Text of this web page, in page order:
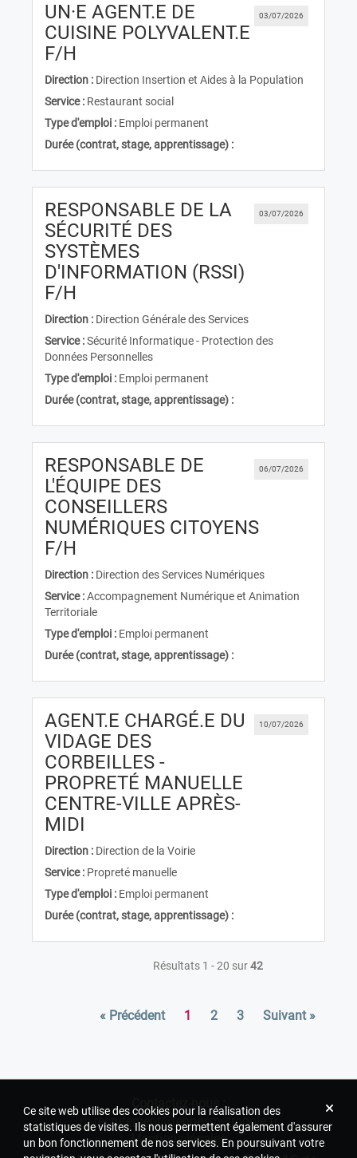
Ce site web utilise des cookies pour la réalisation des
statistiques de visites. Ils nous permettent également d'assurer
un bon fonctionnement de nos services. En poursuivant votre
03/07/2026
UN·E AGENT.E DE
CUISINE POLYVALENT.E
F/H
Direction : Direction Insertion et Aides à la Population
Service : Restaurant social
Type d'emploi : Emploi permanent
Durée (contrat, stage, apprentissage) :
03/07/2026
RESPONSABLE DE LA
SÉCURITÉ DES
SYSTÈMES
D'INFORMATION (RSSI)
F/H
Direction : Direction Générale des Services
Service :Sécurité Informatique - Protection des
Données Personnelles
Type d'emploi : Emploi permanent
Durée (contrat, stage, apprentissage) :
06/07/2026
RESPONSABLE DE
L'ÉQUIPE DES
CONSEILLERS
NUMÉRIQUES CITOYENS
F/H
Direction : Direction des Services Numériques
Service :Accompagnement Numérique et Animation
Territoriale
Type d'emploi : Emploi permanent
Durée (contrat, stage, apprentissage) :
10/07/2026
AGENT.E CHARGÉ.E DU
VIDAGE DES
CORBEILLES -
PROPRETÉ MANUELLE
CENTRE-VILLE APRÈS-
MIDI
Direction : Direction de la Voirie
Service : Propreté manuelle
Type d'emploi : Emploi permanent
Durée (contrat, stage, apprentissage) :
Résultats 1 - 20 sur42
« Précédent 1 2 3 Suivant »
Contactez-nous :
rh-recrutement@rennesmetropole.fr
Mentions légales